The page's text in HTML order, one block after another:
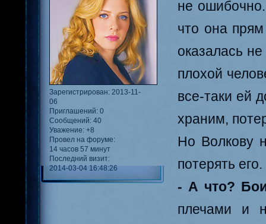
Зарегистрирован: 2013-11-
06
Приглашений: 0
Сообщений: 40
Уважение: +8
Провел на форуме:
14 часов 57 минут
Последний визит:
2014-03-04 16:48:26
не
что она
оказалась
плохой
все-таки ей
храним,
Но Волкову
потерять его.
- А что?
плечами и